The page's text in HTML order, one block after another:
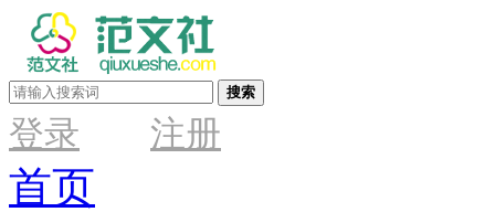
搜索
登录 注册
首页